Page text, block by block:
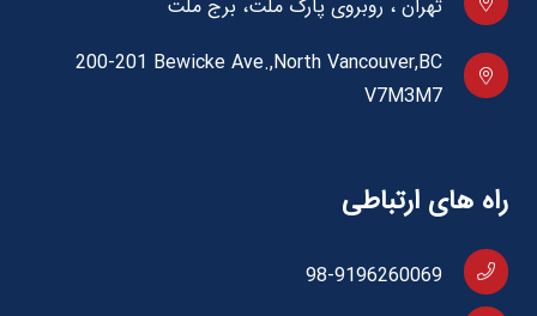
تهران ، روبروی پارک ملت، برج ملت
200-201 Bewicke Ave.,North Vancouver,BC
V7M3M7
راه های ارتباطی
98-9196260069